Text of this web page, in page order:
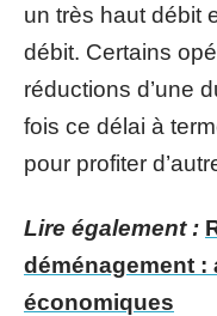
un très haut débit
débit. Certains
réductions d’une
fois ce délai à
pour profiter
Lire également :
déménagement
économiques